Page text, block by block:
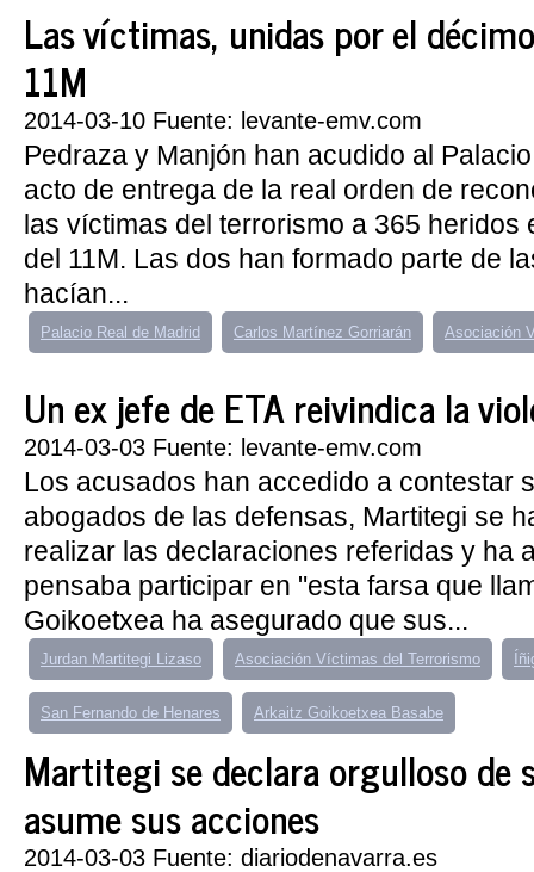
Las víctimas, unidas por el
11M
2014-03-10 Fuente: levante-emv.com
Pedraza y Manjón han acudido al
acto de entrega de la real orden de
las víctimas del terrorismo a 365 heridos
del 11M. Las dos han formado parte de
hacían...
Palacio Real de Madrid Carlos Martínez Gorriarán Asociación
Un ex jefe de ETA reivindica la
2014-03-03 Fuente: levante-emv.com
Los acusados han accedido a contestar
abogados de las defensas, Martitegi se
realizar las declaraciones referidas y ha
pensaba participar en "esta farsa que
Goikoetxea ha asegurado que sus...
Jurdan Martitegi Lizaso Asociación Víctimas del Terrorismo
San Fernando de Henares Arkaitz Goikoetxea Basabe
Martitegi se declara orgulloso de
asume sus acciones
2014-03-03 Fuente: diariodenavarra.es